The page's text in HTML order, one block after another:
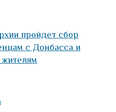
пройдет сбор
с Донбасса и